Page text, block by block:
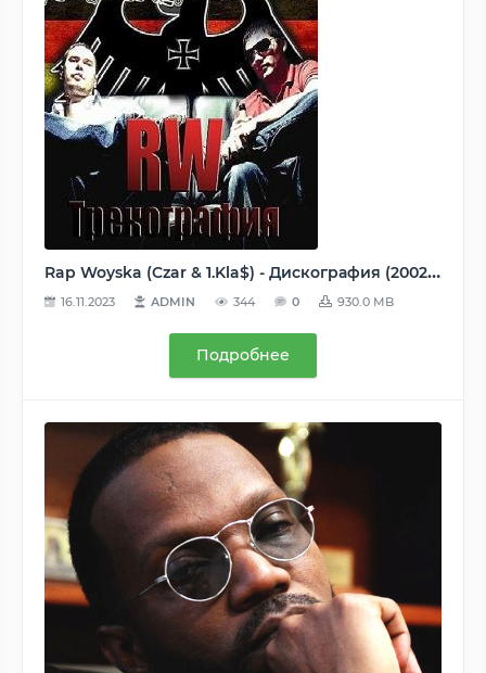
Rap Woyska (Czar & 1.Kla$) - Дискография (2002-2013) MP3
16.11.2023 ADMIN 344 0 930.0 MB
Подробнее